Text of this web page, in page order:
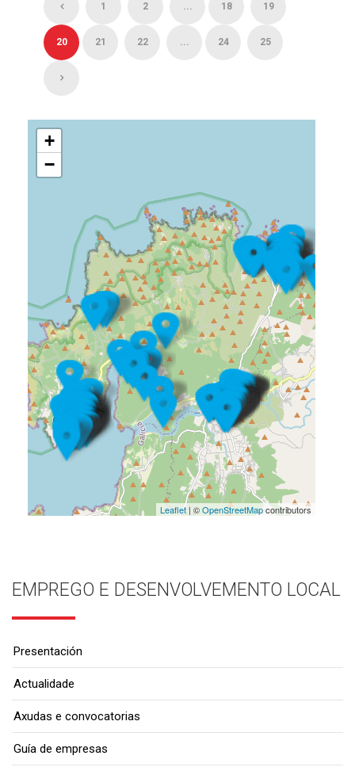
1 2 ... 18 19
20 21 22 ... 24 25
+
−
Leaflet| ©OpenStreetMapcontributors
EMPREGO E DESENVOLVEMENTO LOCAL
Presentación
Actualidade
Axudas e convocatorias
Guía de empresas